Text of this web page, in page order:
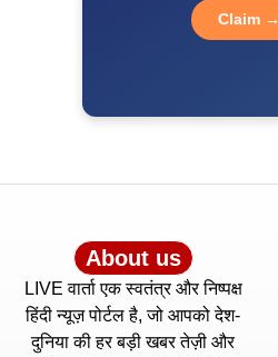
Claim →
About us
LIVE वार्ता एक स्वतंत्र और निष्पक्ष
हिंदी न्यूज़ पोर्टल है, जो आपको देश-
दुनिया की हर बड़ी खबर तेज़ी और